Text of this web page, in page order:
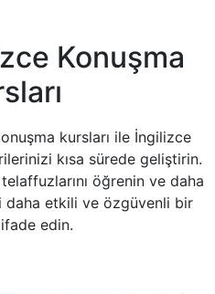
Konuşma
kursları ile İngilizce
kısa sürede geliştirin.
öğrenin ve daha
daha etkili ve özgüvenli bir
edin.